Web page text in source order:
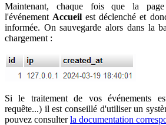
Maintenant, chaque fois que la
l'événement Accueil est déclenché et
informée. On sauvegarde alors dans la
chargement :
Si le traitement de vos événements
requête...) il est conseillé d'utiliser un
pouvez consulterla documentation